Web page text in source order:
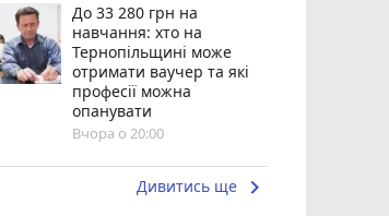
До 33 280 грн на
навчання: хто на
Тернопільщині може
отримати ваучер та які
професії можна
опанувати
Вчора о 20:00
Дивитись ще keyboard_arrow_right